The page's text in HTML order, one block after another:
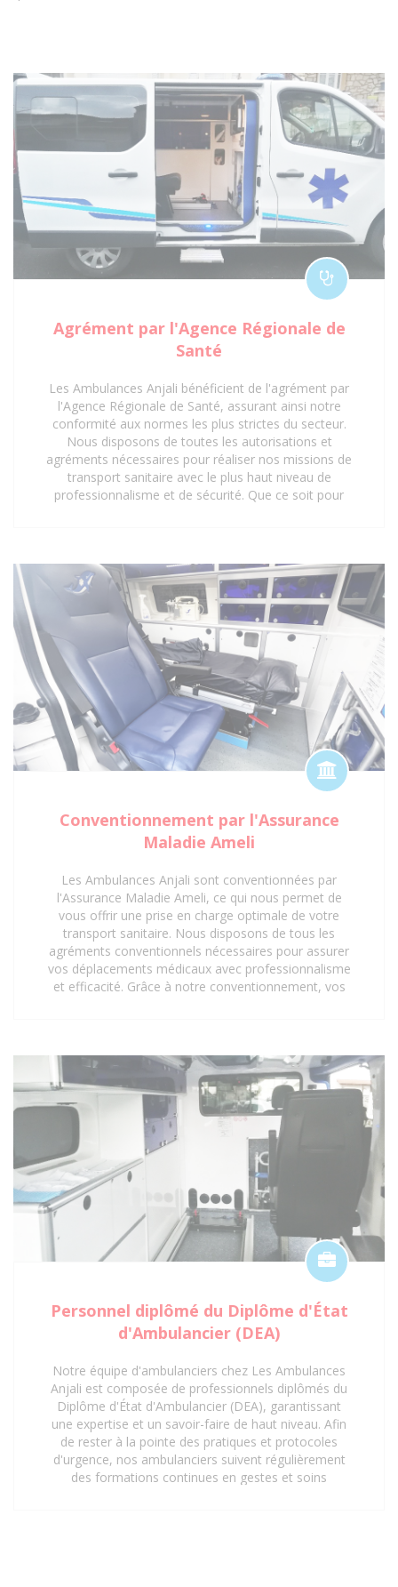
Agrément par l'Agence Régionale de
Santé
Les Ambulances Anjali bénéficient de l'agrément par
l'Agence Régionale de Santé, assurant ainsi notre
conformité aux normes les plus strictes du secteur.
Nous disposons de toutes les autorisations et
agréments nécessaires pour réaliser nos missions de
transport sanitaire avec le plus haut niveau de
professionnalisme et de sécurité. Que ce soit pour
en charge optimale et réglementaire. Faites
confiance à notre expertise et à nos agréments pour
un service de transport sanitaire fiable et sécurisé à
Saint-Denis 93 et ses environs.
Conventionnement par l'Assurance
Maladie Ameli
Les Ambulances Anjali sont conventionnées par
l'Assurance Maladie Ameli, ce qui nous permet de
vous offrir une prise en charge optimale de votre
transport sanitaire. Nous disposons de tous les
agréments conventionnels nécessaires pour assurer
vos déplacements médicaux avec professionnalisme
et efficacité. Grâce à notre conventionnement, vos
supplémentaire. Faites confiance aux Ambulances
Anjali pour un service de transport sanitaire
conventionné et de qualité à Saint-Denis 93 et ses
environs.
Personnel diplômé du Diplôme d'État
d'Ambulancier (DEA)
Notre équipe d'ambulanciers chez Les Ambulances
Anjali est composée de professionnels diplômés du
Diplôme d'État d'Ambulancier (DEA), garantissant
une expertise et un savoir-faire de haut niveau. Afin
de rester à la pointe des pratiques et protocoles
d'urgence, nos ambulanciers suivent régulièrement
des formations continues en gestes et soins